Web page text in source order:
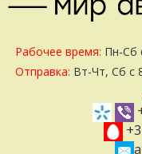
Рабочее время: Пн-Сб
Отправка: Вт-Чт, Сб с